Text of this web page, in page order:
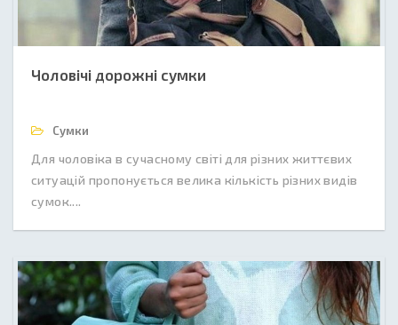
Чоловічі дорожні сумки
Сумки
Для чоловіка в сучасному світі для різних життєвих
ситуацій пропонується велика кількість різних видів
сумок....